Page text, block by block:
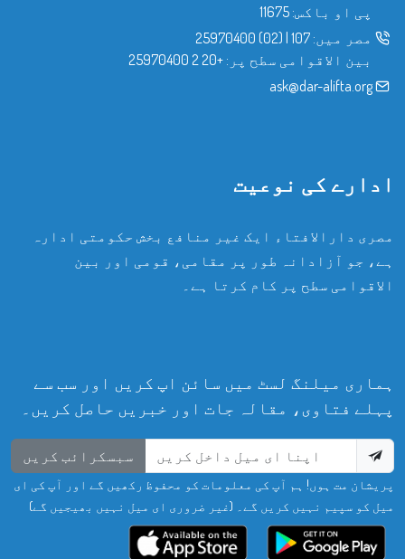
پی او باکس: 11675
مصر میں: 107
|
(02) 25970400
بین الاقوامی سطح پر: +20 2 25970400
ask@dar-alifta.org
ادارے کی نوعیت
مصری دارالافتاء ایک غیر منافع بخش حکومتی ادارہ
ہے، جو آزادانہ طور پر مقامی، قومی اور بین
الاقوامی سطح پر کام کرتا ہے۔
ہماری میلنگ لسٹ میں سائن اپ کریں اور سب سے
پہلے فتاوی، مقالہ جات اور خبریں حاصل کریں۔
سبسکرائب کریں
پریشان مت ہوں! ہم آپ کی معلومات کو محفوظ رکھیں گے اور آپ کی ای
میل کو سپیم نہیں کریں گے۔ (غیر ضروری ای میل نہیں بھیجیں گے)